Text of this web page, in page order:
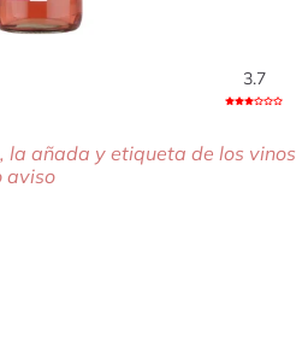
3.7
la añada y etiqueta de los vinos
aviso